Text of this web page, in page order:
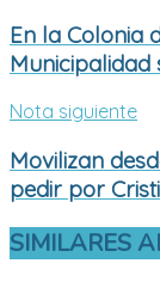
En la Colonia
Municipalidad
Nota siguiente
Movilizan
pedir por
SIMILARES